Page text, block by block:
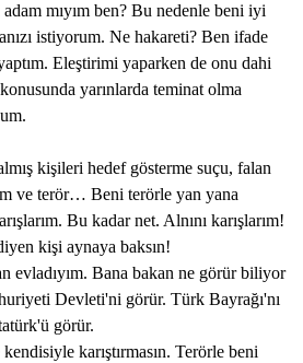
mıyım ben? Bu nedenle beni iyi
istiyorum. Ne hakareti? Ben ifade
Eleştirimi yaparken de onu dahi
yarınlarda teminat olma
kişileri hedef gösterme suçu, falan
ve terör… Beni terörle yan yana
Bu kadar net. Alnını karışlarım!
kişi aynaya baksın!
evladıyım. Bana bakan ne görür biliyor
Devleti'ni görür. Türk Bayrağı'nı
görür.
karıştırmasın. Terörle beni